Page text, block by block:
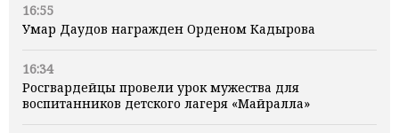
16:55
Умар Даудов награжден Орденом Кадырова
16:34
Росгвардейцы провели урок мужества для
воспитанников детского лагеря «Майралла»